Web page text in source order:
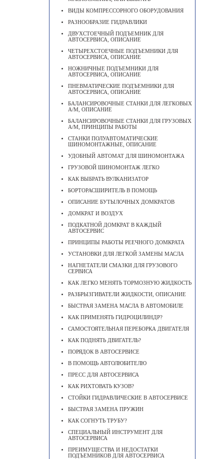
ВИДЫ КОМПРЕССОРНОГО ОБОРУДОВАНИЯ
РАЗНООБРАЗИЕ ГИДРАВЛИКИ
ДВУХСТОЕЧНЫЙ ПОДЪЕМНИК ДЛЯ
АВТОСЕРВИСА, ОПИСАНИЕ
ЧЕТЫРЕХСТОЕЧНЫЕ ПОДЪЕМНИКИ ДЛЯ
АВТОСЕРВИСА, ОПИСАНИЕ
НОЖНИЧНЫЕ ПОДЪЕМНИКИ ДЛЯ
АВТОСЕРВИСА, ОПИСАНИЕ
ПНЕВМАТИЧЕСКИЕ ПОДЪЕМНИКИ ДЛЯ
АВТОСЕРВИСА, ОПИСАНИЕ
БАЛАНСИРОВОЧНЫЕ СТАНКИ ДЛЯ ЛЕГКОВЫХ
А/М, ОПИСАНИЕ
БАЛАНСИРОВОЧНЫЕ СТАНКИ ДЛЯ ГРУЗОВЫХ
А/М, ПРИНЦИПЫ РАБОТЫ
СТАНКИ ПОЛУАВТОМАТИЧЕСКИЕ
ШИНОМОНТАЖНЫЕ, ОПИСАНИЕ
УДОБНЫЙ АВТОМАТ ДЛЯ ШИНОМОНТАЖА
ГРУЗОВОЙ ШИНОМОНТАЖ ЛЕГКО
КАК ВЫБРАТЬ ВУЛКАНИЗАТОР
БОРТОРАСШИРИТЕЛЬ В ПОМОЩЬ
ОПИСАНИЕ БУТЫЛОЧНЫХ ДОМКРАТОВ
ДОМКРАТ И ВОЗДУХ
ПОДКАТНОЙ ДОМКРАТ В КАЖДЫЙ
АВТОСЕРВИС
ПРИНЦИПЫ РАБОТЫ РЕЕЧНОГО ДОМКРАТА
УСТАНОВКИ ДЛЯ ЛЕГКОЙ ЗАМЕНЫ МАСЛА
НАГНЕТАТЕЛИ СМАЗКИ ДЛЯ ГРУЗОВОГО
СЕРВИСА
КАК ЛЕГКО МЕНЯТЬ ТОРМОЗНУЮ ЖИДКОСТЬ
РАЗБРЫЗГИВАТЕЛИ ЖИДКОСТИ, ОПИСАНИЕ
БЫСТРАЯ ЗАМЕНА МАСЛА В АВТОМОБИЛЕ
КАК ПРИМЕНЯТЬ ГИДРОЦИЛИНДР?
САМОСТОЯТЕЛЬНАЯ ПЕРЕБОРКА ДВИГАТЕЛЯ
КАК ПОДНЯТЬ ДВИГАТЕЛЬ?
ПОРЯДОК В АВТОСЕРВИСЕ
В ПОМОЩЬ АВТОЛЮБИТЕЛЮ
ПРЕСС ДЛЯ АВТОСЕРВИСА
КАК РИХТОВАТЬ КУЗОВ?
СТОЙКИ ГИДРАВЛИЧЕСКИЕ В АВТОСЕРВИСЕ
БЫСТРАЯ ЗАМЕНА ПРУЖИН
КАК СОГНУТЬ ТРУБУ?
СПЕЦИАЛЬНЫЙ ИНСТРУМЕНТ ДЛЯ
АВТОСЕРВИСА
ПРЕИМУЩЕСТВА И НЕДОСТАТКИ
ПОДЪЕМНИКОВ ДЛЯ АВТОСЕРВИСА